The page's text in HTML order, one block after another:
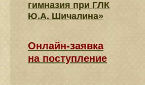
гимназия при ГЛК
Ю.А. Шичалина»
Онлайн-заявка
на поступление